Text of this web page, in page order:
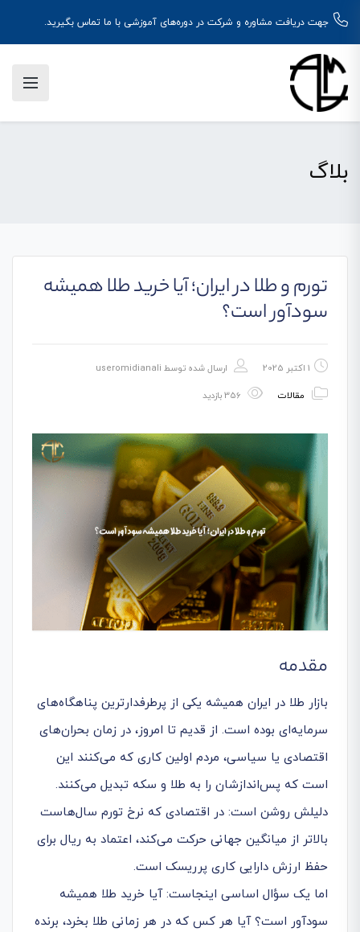
جهت دریافت مشاوره و شرکت در دوره‌های آموزشی با ما تماس بگیرید.
بلاگ
تورم و طلا در ایران؛ آیا خرید طلا همیشه
سودآور است؟
1 اکتبر 2025 ارسال شده توسط useromidianali
مقالات
مقدمه
بازار طلا در ایران همیشه یکی از پرطرفدارترین پناهگاه‌های
سرمایه‌ای بوده است. از قدیم تا امروز، در زمان بحران‌های
اقتصادی یا سیاسی، مردم اولین کاری که می‌کنند این
است که پس‌اندازشان را به طلا و سکه تبدیل می‌کنند.
دلیلش روشن است: در اقتصادی که نرخ تورم سال‌هاست
بالاتر از میانگین جهانی حرکت می‌کند، اعتماد به ریال برای
حفظ ارزش دارایی کاری پرریسک است.
اما یک سؤال اساسی اینجاست: آیا خرید طلا همیشه
سودآور است؟ آیا هر کس که در هر زمانی طلا بخرد، برنده